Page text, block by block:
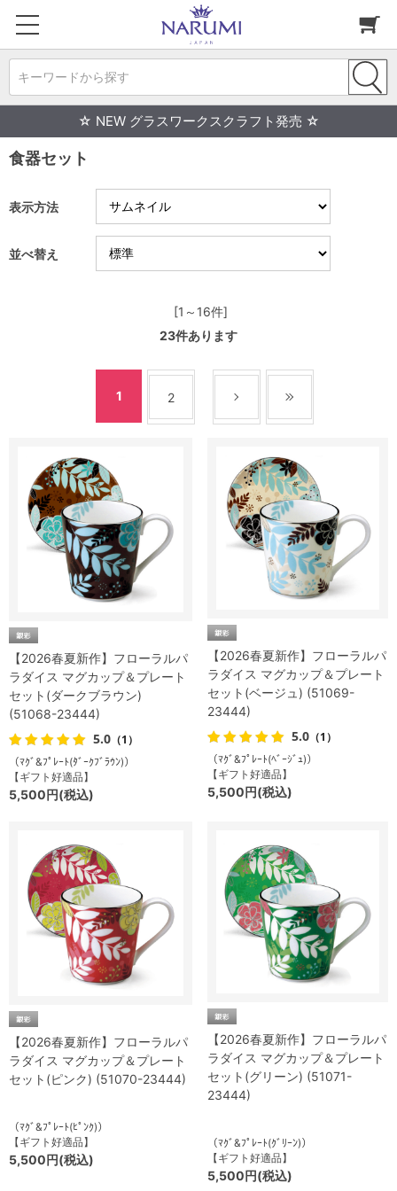
キーワードから探す
☆ NEW グラスワークスクラフト発売 ☆
食器セット
表示方法
並べ替え
[1～16件]
23件あります
1 2
【2026春夏新作】フローラルパ
ラダイス マグカップ＆プレート
セット(ダークブラウン)
(51068-23444)
5.0 （1）
（ﾏｸﾞ&ﾌﾟﾚｰﾄ(ﾀﾞｰｸﾌﾞﾗｳﾝ)）
【ギフト好適品】
5,500円(税込)
【2026春夏新作】フローラルパ
ラダイス マグカップ＆プレート
セット(ベージュ) (51069-
23444)
5.0 （1）
（ﾏｸﾞ&ﾌﾟﾚｰﾄ(ﾍﾞｰｼﾞｭ)）
【ギフト好適品】
5,500円(税込)
【2026春夏新作】フローラルパ
ラダイス マグカップ＆プレート
セット(ピンク) (51070-23444)
（ﾏｸﾞ&ﾌﾟﾚｰﾄ(ﾋﾟﾝｸ)）
【ギフト好適品】
5,500円(税込)
【2026春夏新作】フローラルパ
ラダイス マグカップ＆プレート
セット(グリーン) (51071-
23444)
（ﾏｸﾞ&ﾌﾟﾚｰﾄ(ｸﾞﾘｰﾝ)）
【ギフト好適品】
5,500円(税込)